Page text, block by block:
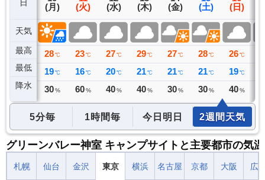
日
天気
最高
最低
降水
(日)
29 ℃
20 ℃
0 ミリ
(月)
28 ℃
19 ℃
30 %
(火)
23 ℃
16 ℃
60 %
(水)
27 ℃
20 ℃
40 %
(木)
29 ℃
21 ℃
40 %
(金)
27 ℃
21 ℃
30 %
(土)
28 ℃
21 ℃
30 %
(日)
26 ℃
19 ℃
40 %
5分毎 1時間毎 今日明日 2週間天気
グリーンバレー神室 キャンプサイトと主要都市の気
札幌 仙台 金沢 東京 横浜 名古屋 京都 大阪 広